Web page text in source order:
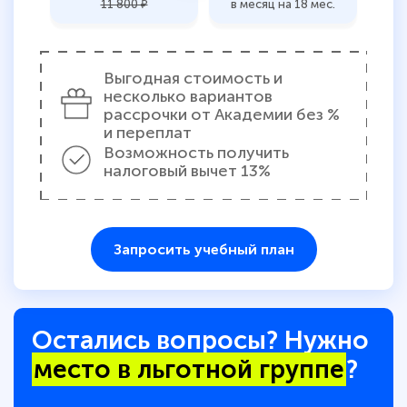
11 800 ₽ в месяц на 18 мес.
Выгодная стоимость и
несколько вариантов
рассрочки от Академии без %
и переплат
Возможность получить
налоговый вычет 13%
Запросить учебный план
Остались вопросы? Нужно
место в льготной группе?